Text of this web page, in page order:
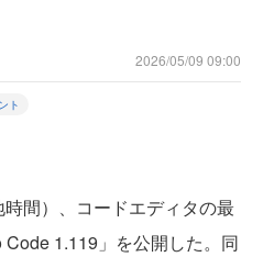
2026/05/09 09:00
ト
間）、コードエディタの最
1.119」を公開した。同